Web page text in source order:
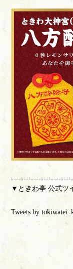
▼ときわ亭 公式ツ
Tweets by